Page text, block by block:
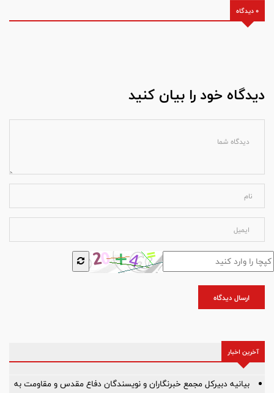
0 دیدگاه
دیدگاه خود را بیان کنید
ارسال دیدگاه
آخرین اخبار
بیانیه دبیرکل مجمع خبرنگاران و نویسندگان دفاع مقدس و مقاومت به